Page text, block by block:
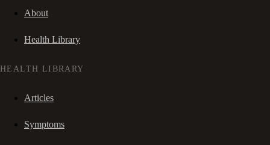
About
Health Library
HEALTH LIBRARY
Articles
Symptoms